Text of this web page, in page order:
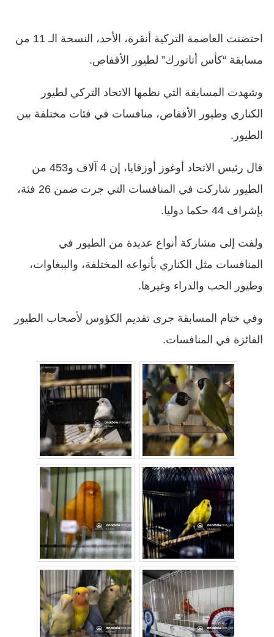
احتضنت العاصمة التركية أنقرة، الأحد، النسخة الـ 11 من
مسابقة “كأس أتاتورك” لطيور الأقفاص.
وشهدت المسابقة التي نظمها الاتحاد التركي لطيور
الكناري وطيور الأقفاص، منافسات في فئات مختلفة بين
الطيور.
قال رئيس الاتحاد أوغوز أوزقايا، إن 4 آلاف و453 من
الطيور شاركت في المنافسات التي جرت ضمن 26 فئة،
بإشراف 44 حكما دوليا.
ولفت إلى مشاركة أنواع عديدة من الطيور في
المنافسات مثل الكناري بأنواعه المختلفة، والببغاوات،
وطيور الحب والدراء وغيرها.
وفي ختام المسابقة جرى تقديم الكؤوس لأصحاب الطيور
الفائزة في المنافسات.